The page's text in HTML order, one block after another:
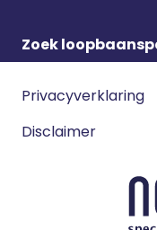
Zoek
Footer
navigatie
Privacyverklaring
Disclaimer